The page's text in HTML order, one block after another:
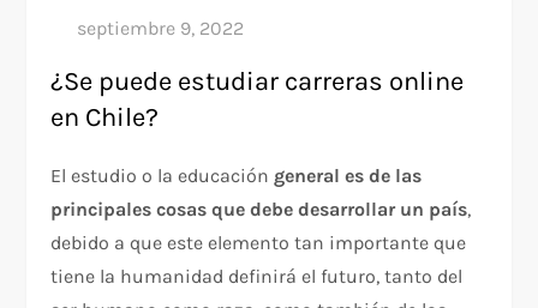
¿Se puede estudiar carreras online
en Chile?
El estudio o la educación general es de las
principales cosas que debe desarrollar un país,
debido a que este elemento tan importante que
tiene la humanidad definirá el futuro, tanto del